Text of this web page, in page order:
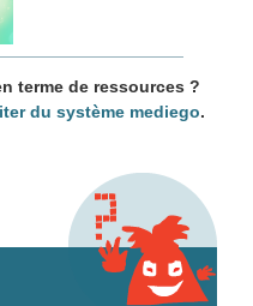
terme de ressources ?
du système mediego.